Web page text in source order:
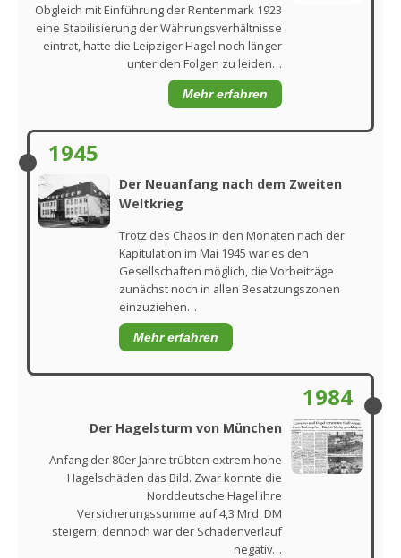
Obgleich mit Einführung der Rentenmark 1923
eine Stabilisierung der Währungsverhältnisse
eintrat, hatte die Leipziger Hagel noch länger
unter den Folgen zu leiden…
Mehr erfahren
1945
Der Neuanfang nach dem Zweiten
Weltkrieg
Trotz des Chaos in den Monaten nach der
Kapitulation im Mai 1945 war es den
Gesellschaften möglich, die Vorbeiträge
zunächst noch in allen Besatzungszonen
einzuziehen…
Mehr erfahren
1984
Der Hagelsturm von München
Anfang der 80er Jahre trübten extrem hohe
Hagelschäden das Bild. Zwar konnte die
Norddeutsche Hagel ihre
Versicherungssumme auf 4,3 Mrd. DM
steigern, dennoch war der Schadenverlauf
negativ…